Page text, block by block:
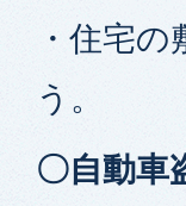
・住宅
う。
〇自動車